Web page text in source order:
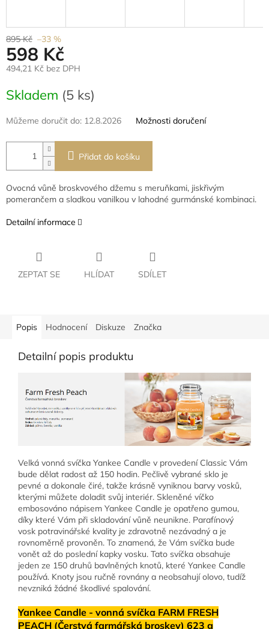
895 Kč –33 %
598 Kč
494,21 Kč bez DPH
cena:
Skladem (5 ks)
Můžeme doručit do: 12.8.2026 Možnosti doručení
Přidat do košíku
Ovocná vůně broskvového džemu s meruňkami, jiskřivým
pomerančem a sladkou vanilkou v lahodné gurmánské kombinaci.
Detailní informace
ZEPTAT SE HLÍDAT SDÍLET
Popis Hodnocení Diskuze Značka
Detailní popis produktu
Velká vonná svíčka Yankee Candle v provedení Classic Vám
bude dělat radost až 150 hodin. Pečlivě vybrané sklo je
pevné a dokonale čiré, takže krásně vyniknou barvy vosků,
kterými můžete doladit svůj interiér. Skleněné víčko
embosováno nápisem Yankee Candle je opatřeno gumou,
díky které Vám při skladování vůně neunikne. Parafínový
vosk potravinářské kvality je zdravotně nezávadný a je
rovnoměrně provoněn. To znamená, že Vám svíčka bude
vonět až do poslední kapky vosku. Tato svíčka obsahuje
jeden ze 150 druhů bavlněných knotů, které Yankee Candle
používá. Knoty jsou ručně rovnány a neobsahují olovo, tudíž
nevzniká žádné škodlivé spalování.
Yankee Candle - vonná svíčka FARM FRESH
PEACH (Čerstvá farmářská broskev) 623 g